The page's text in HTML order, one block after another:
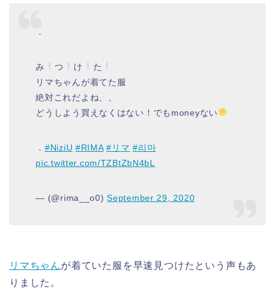
．
み つ け
た
リマちゃんが着てた服
絶対これだよね、、
どうしよう買えなくはない！でもmoneyない
． #NiziU #RIMA #リマ #리마
pic.twitter.com/TZBtZbN4bL
— (@rima__o0)September 29, 2020
リマちゃんが着ていた服を早速見つけたという声もあ
りました。